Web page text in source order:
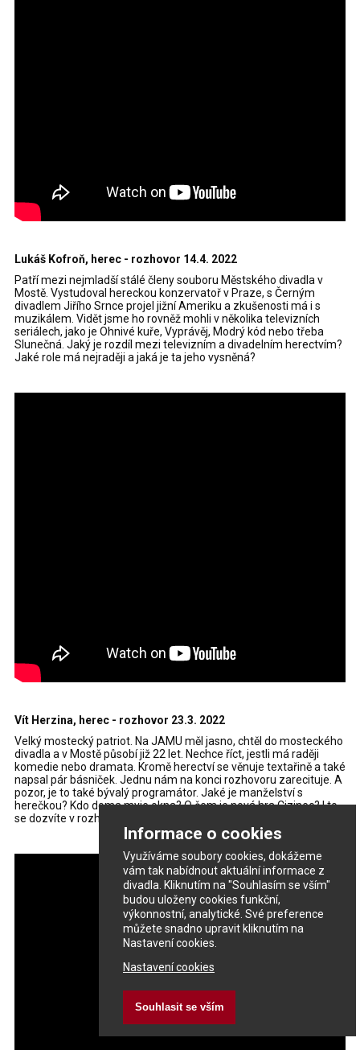
Informace o cookies
Využíváme soubory cookies, dokážeme
vám tak nabídnout aktuální informace z
divadla. Kliknutím na "Souhlasím se vším"
budou uloženy cookies funkční,
výkonnostní, analytické. Své preference
můžete snadno upravit kliknutím na
Nastavení cookies.
Nastavení cookies
Souhlasit se vším
Lukáš Kofroň, herec - rozhovor 14.4. 2022
Patří mezi nejmladší stálé členy souboru Městského divadla v
Mostě. Vystudoval hereckou konzervatoř v Praze, s Černým
divadlem Jiřího Srnce projel jižní Ameriku a zkušenosti má i s
muzikálem. Vidět jsme ho rovněž mohli v několika televizních
seriálech, jako je Ohnivé kuře, Vyprávěj, Modrý kód nebo třeba
Slunečná. Jaký je rozdíl mezi televizním a divadelním herectvím?
Jaké role má nejraději a jaká je ta jeho vysněná?
Vít Herzina, herec - rozhovor 23.3. 2022
Velký mostecký patriot. Na JAMU měl jasno, chtěl do mosteckého
divadla a v Mostě působí již 22 let. Nechce říct, jestli má raději
komedie nebo dramata. Kromě herectví se věnuje textařině a také
napsal pár básniček. Jednu nám na konci rozhovoru zarecituje. A
pozor, je to také bývalý programátor. Jaké je manželství s
herečkou? Kdo doma myje okna? O čem je nová hra Cizinec? I to
se dozvíte v rozhovoru s Vítkem Herzinou.